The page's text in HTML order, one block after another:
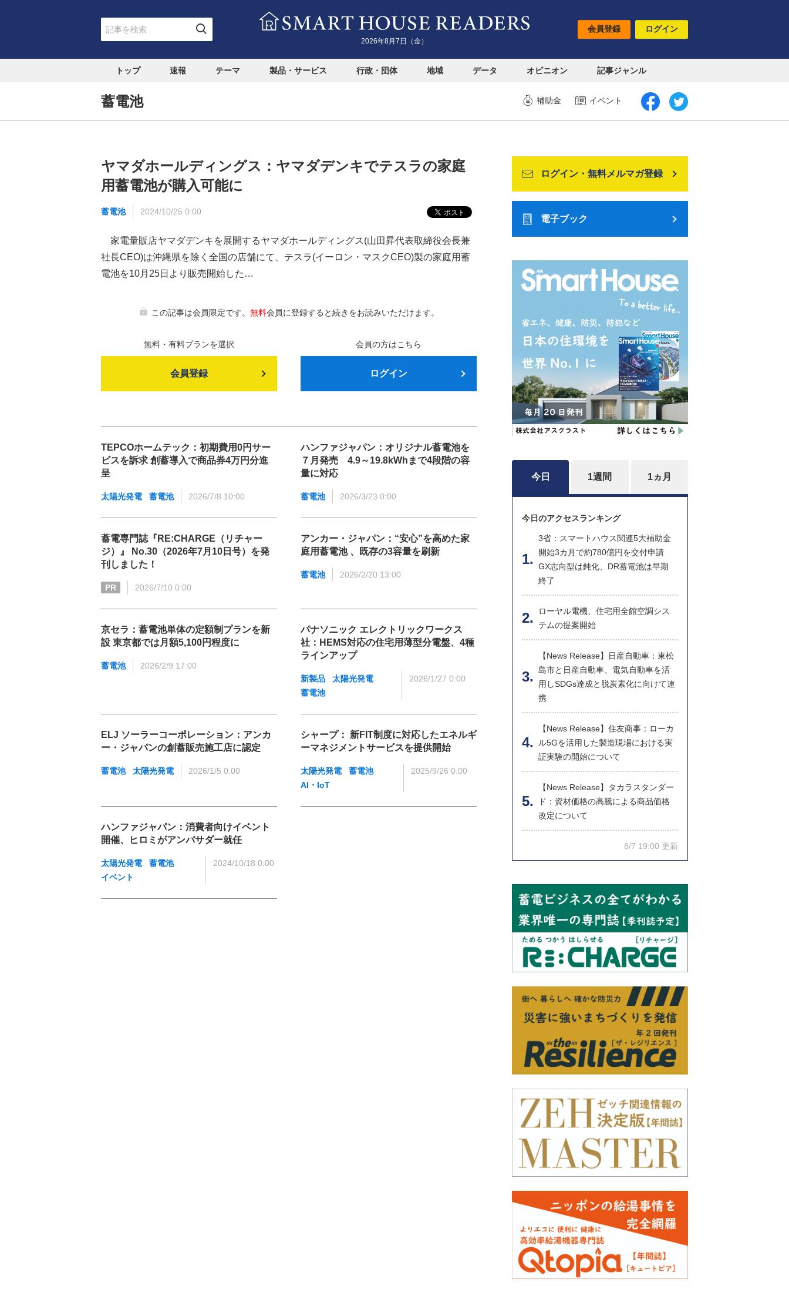
2026年8月7日（金）
会員登録 ログイン
トップ 速報 テーマ 製品・サービス 行政・団体 地域 データ オピニオン 記事ジャンル
蓄電池 補助金 イベント
ヤマダホールディングス：ヤマダデンキでテスラの家庭
用蓄電池が購入可能に
蓄電池 2024/10/25 0:00
家電量販店ヤマダデンキを展開するヤマダホールディングス(山田昇代表取締役会長兼
社長CEO)は沖縄県を除く全国の店舗にて、テスラ(イーロン・マスクCEO)製の家庭用蓄
電池を10月25日より販売開始した…
この記事は会員限定です。 無料会員に登録すると続きをお読みいただけます。
無料・有料プランを選択
会員登録
会員の方はこちら
ログイン
TEPCOホームテック：初期費用0円サー
ビスを訴求 創蓄導入で商品券4万円分進
呈
太陽光発電 蓄電池 2026/7/8 10:00
ハンファジャパン：オリジナル蓄電池を
７月発売 4.9～19.8kWhまで4段階の容
量に対応
蓄電池 2026/3/23 0:00
蓄電専門誌『RE:CHARGE（リチャー
ジ）』 No.30（2026年7月10日号）を発
刊しました！
PR 2026/7/10 0:00
アンカー・ジャパン：“安心”を高めた家
庭用蓄電池 、既存の3容量を刷新
蓄電池 2026/2/20 13:00
京セラ：蓄電池単体の定額制プランを新
設 東京都では月額5,100円程度に
蓄電池 2026/2/9 17:00
パナソニック エレクトリックワークス
社：HEMS対応の住宅用薄型分電盤、4種
ラインアップ
新製品
太陽光発電
蓄電池
2026/1/27 0:00
ELJ ソーラーコーポレーション：アンカ
ー・ジャパンの創蓄販売施工店に認定
蓄電池 太陽光発電 2026/1/5 0:00
シャープ： 新FIT制度に対応したエネルギ
ーマネジメントサービスを提供開始
太陽光発電
蓄電池
AI・IoT
2025/9/26 0:00
ハンファジャパン：消費者向けイベント
開催、ヒロミがアンバサダー就任
太陽光発電
蓄電池
イベント
2024/10/18 0:00
ログイン・無料メルマガ登録
電子ブック
今日 1週間 1ヵ月
今日のアクセスランキング
3省：スマートハウス関連5大補助金
開始3カ月で約780億円を交付申請
GX志向型は鈍化、DR蓄電池は早期
終了
ローヤル電機、住宅用全館空調シス
テムの提案開始
【News Release】日産自動車：東松
島市と日産自動車、電気自動車を活
用しSDGs達成と脱炭素化に向けて連
携
【News Release】住友商事：ローカ
ル5Gを活用した製造現場における実
証実験の開始について
【News Release】タカラスタンダー
ド：資材価格の高騰による商品価格
改定について
8/7 19:00 更新